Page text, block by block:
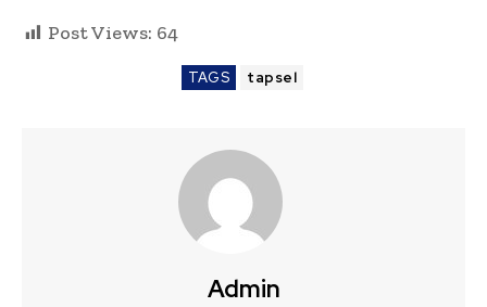
Post Views: 64
TAGS tapsel
Admin